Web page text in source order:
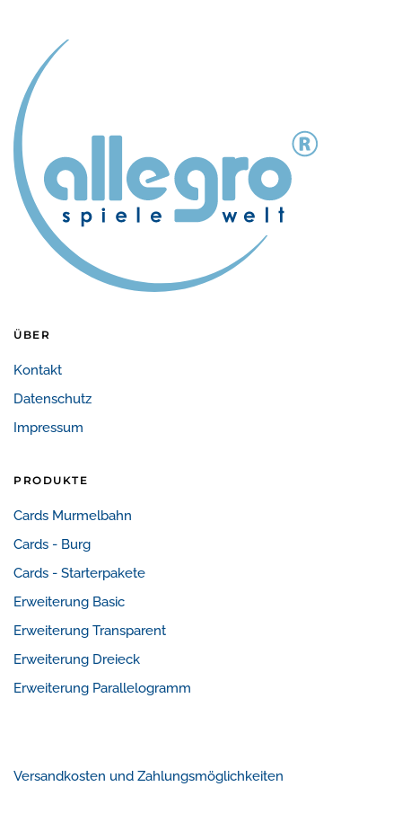
ÜBER
Kontakt
Datenschutz
Impressum
PRODUKTE
Cards Murmelbahn
Cards - Burg
Cards - Starterpakete
Erweiterung Basic
Erweiterung Transparent
Erweiterung Dreieck
Erweiterung Parallelogramm
Versandkosten und Zahlungsmöglichkeiten